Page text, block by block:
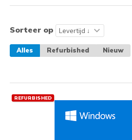
Sorteer op
Alles Refurbished Nieuw
REFURBISHED